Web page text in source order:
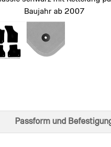
Baujahr ab 2007
Passform und